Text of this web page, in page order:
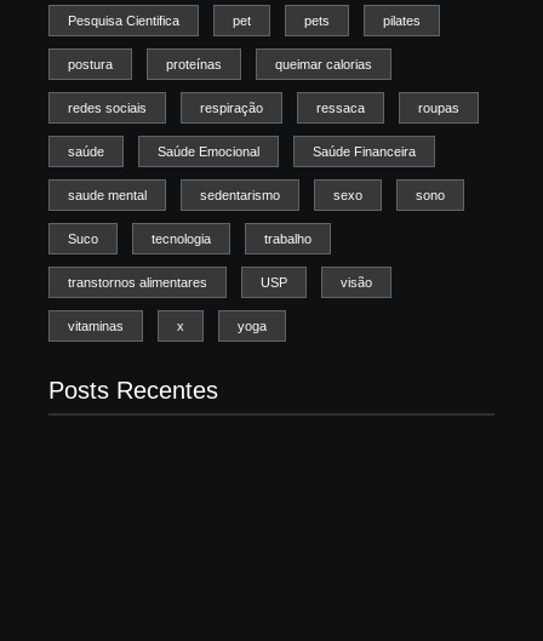
Pesquisa Cientifica pet pets pilates
postura proteínas queimar calorias
redes sociais respiração ressaca roupas
saúde Saúde Emocional Saúde Financeira
saude mental sedentarismo sexo sono
Suco tecnologia trabalho
transtornos alimentares USP visão
vitaminas x yoga
Posts Recentes